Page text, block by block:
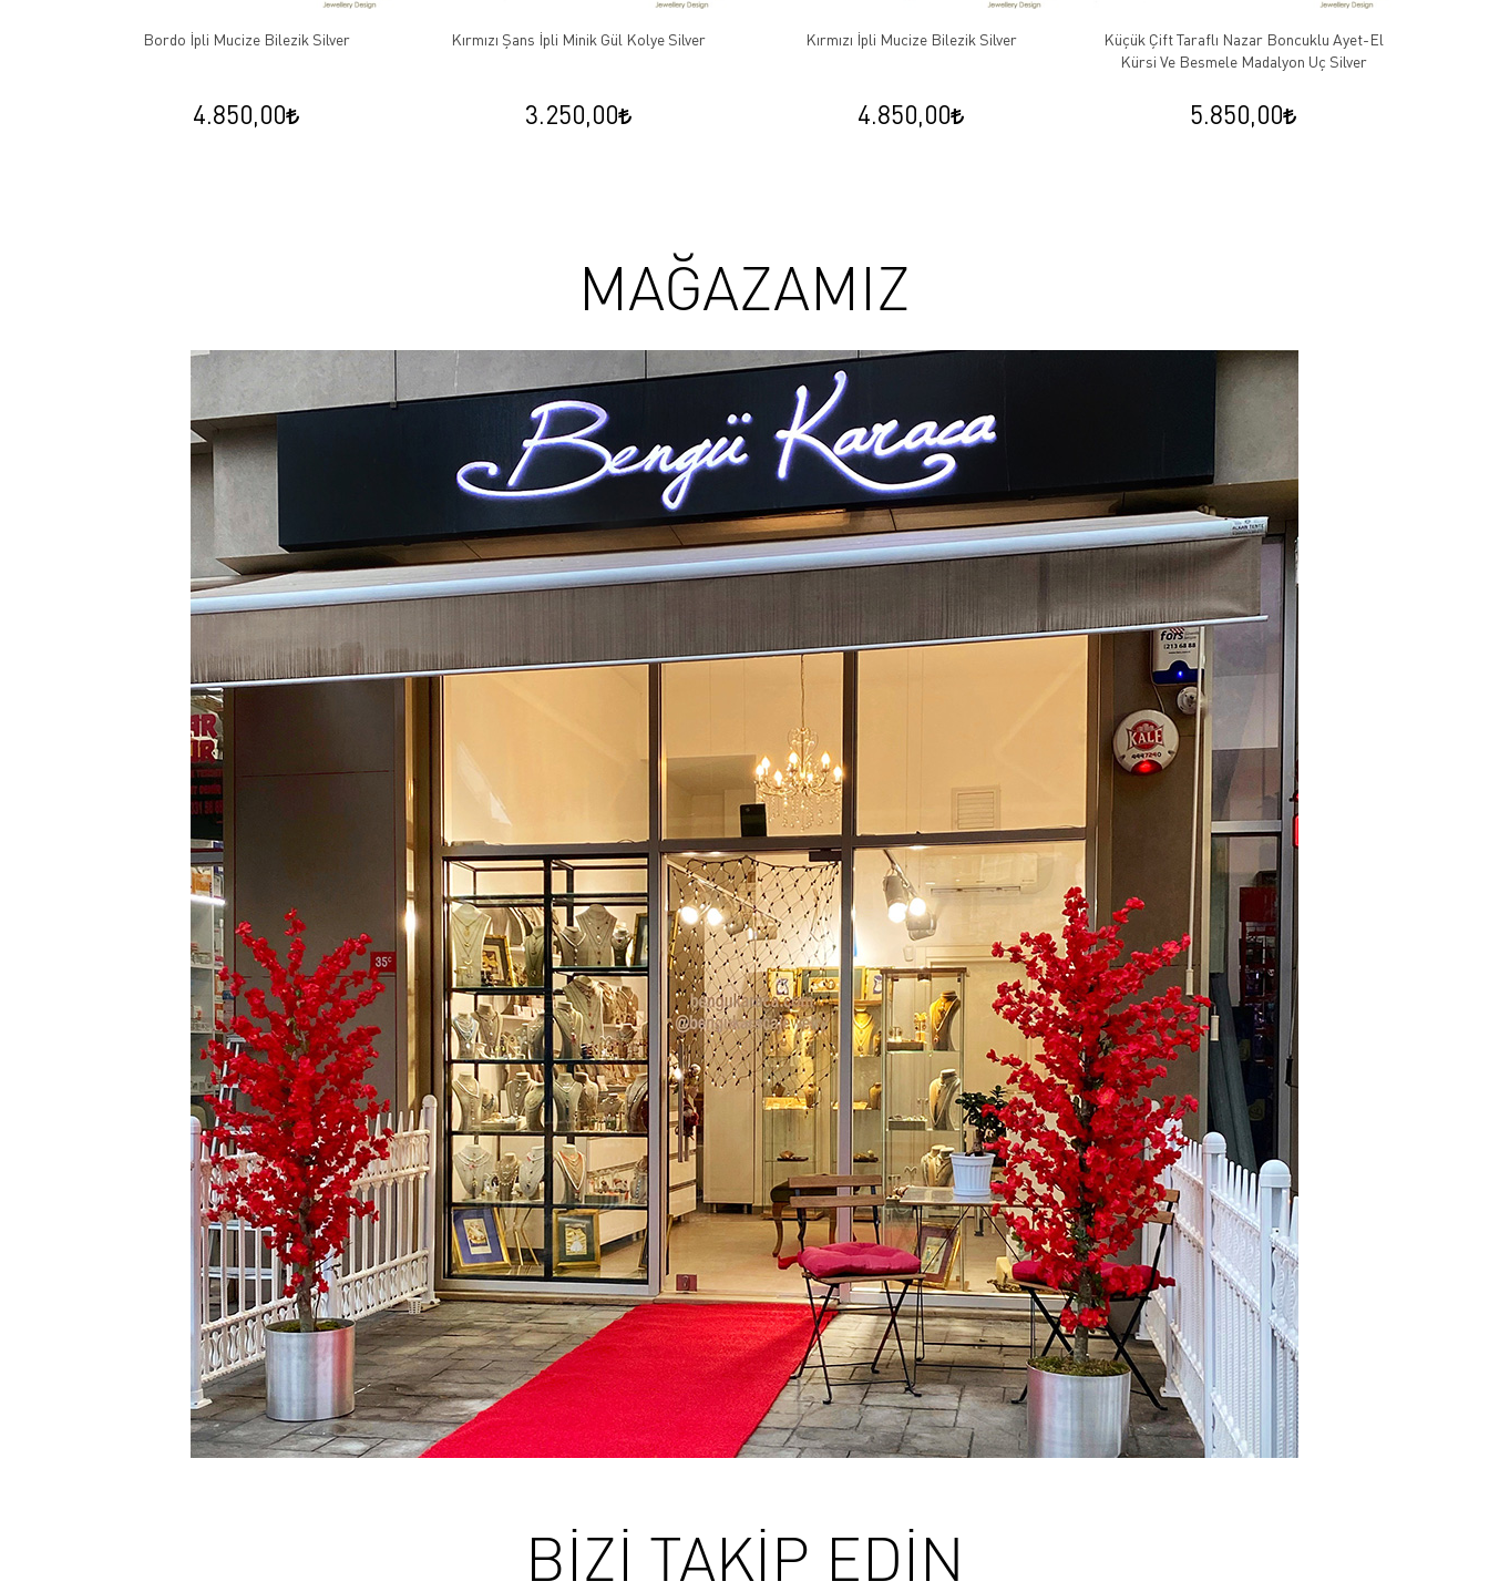
Bordo İpli Mucize Bilezik Silver
4.850,00
Kırmızı Şans İpli Minik Gül Kolye Silver
3.250,00
Kırmızı İpli Mucize Bilezik Silver
4.850,00
Küçük Çift Taraflı Nazar Boncuklu Ayet-El
Kürsi Ve Besmele Madalyon Uç Silver
5.850,00
MAĞAZAMIZ
BİZİ TAKİP EDİN